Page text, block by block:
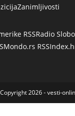
Zanimljivosti
RSSRadio
Mondo.rs RSS
Copyright 2026 - vesti-